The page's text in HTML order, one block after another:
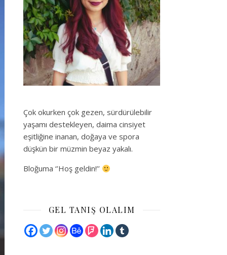
Çok okurken çok gezen, sürdürülebilir
yaşamı destekleyen, daima cinsiyet
eşitliğine inanan, doğaya ve spora
düşkün bir müzmin beyaz yakalı.
Bloğuma ‘’Hoş geldin!’’
GEL TANIŞ OLALIM